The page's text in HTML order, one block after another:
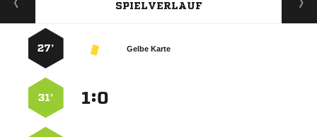
SPIELVERLAUF
Gelbe Karte
27’
:
31’